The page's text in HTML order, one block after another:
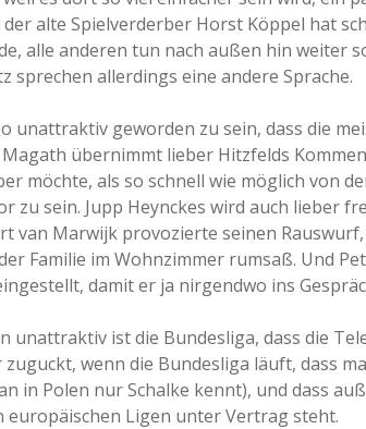
alte Spielverderber Horst Köppel hat
alle anderen tun nach außen hin weiter
sprechen allerdings eine andere Sprache.
unattraktiv geworden zu sein, dass die
Magath übernimmt lieber Hitzfelds
möchte, als so schnell wie möglich von
zu sein. Jupp Heynckes wird auch lieber
van Marwijk provozierte seinen
Familie im Wohnzimmer rumsaß. Und
damit er ja nirgendwo ins
unattraktiv ist die Bundesliga, dass die
zuguckt, wenn die Bundesliga läuft, dass
in Polen nur Schalke kennt), und dass
europäischen Ligen unter Vertrag steht.